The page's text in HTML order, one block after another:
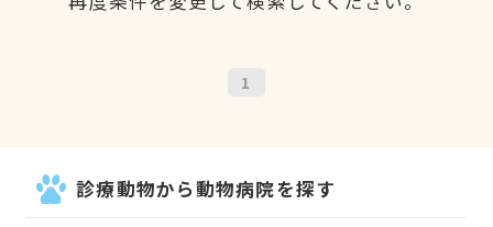
1
診療動物から動物病院を探す